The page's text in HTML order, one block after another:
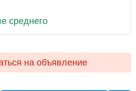
Предлагаем посмотреть
среднего
на объявление